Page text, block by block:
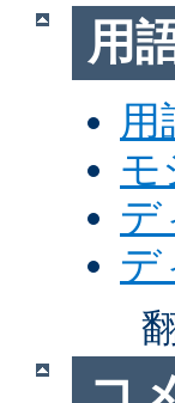
用
用
モ
デ
デ